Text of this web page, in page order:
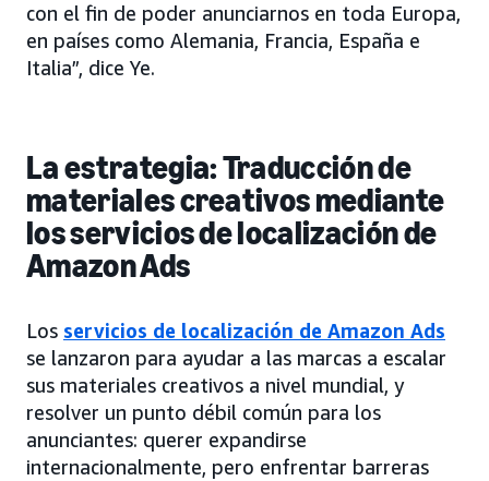
con el fin de poder anunciarnos en toda Europa,
en países como Alemania, Francia, España e
Italia”, dice Ye.
La estrategia: Traducción de
materiales creativos mediante
los servicios de localización de
Amazon Ads
Los servicios de localización de Amazon Ads
se lanzaron para ayudar a las marcas a escalar
sus materiales creativos a nivel mundial, y
resolver un punto débil común para los
anunciantes: querer expandirse
internacionalmente, pero enfrentar barreras